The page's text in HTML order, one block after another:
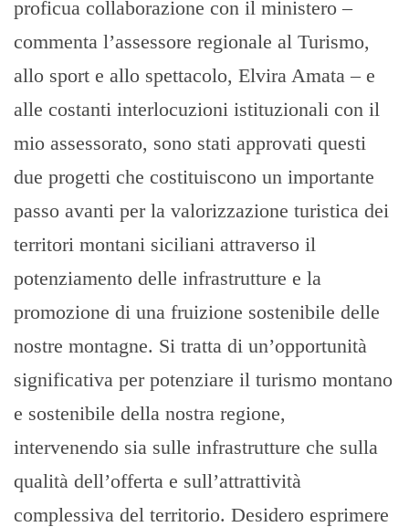
proficua collaborazione con il ministero –
commenta l’assessore regionale al Turismo,
allo sport e allo spettacolo, Elvira Amata – e
alle costanti interlocuzioni istituzionali con il
mio assessorato, sono stati approvati questi
due progetti che costituiscono un importante
passo avanti per la valorizzazione turistica dei
territori montani siciliani attraverso il
potenziamento delle infrastrutture e la
promozione di una fruizione sostenibile delle
nostre montagne. Si tratta di un’opportunità
significativa per potenziare il turismo montano
e sostenibile della nostra regione,
intervenendo sia sulle infrastrutture che sulla
qualità dell’offerta e sull’attrattività
complessiva del territorio. Desidero esprimere